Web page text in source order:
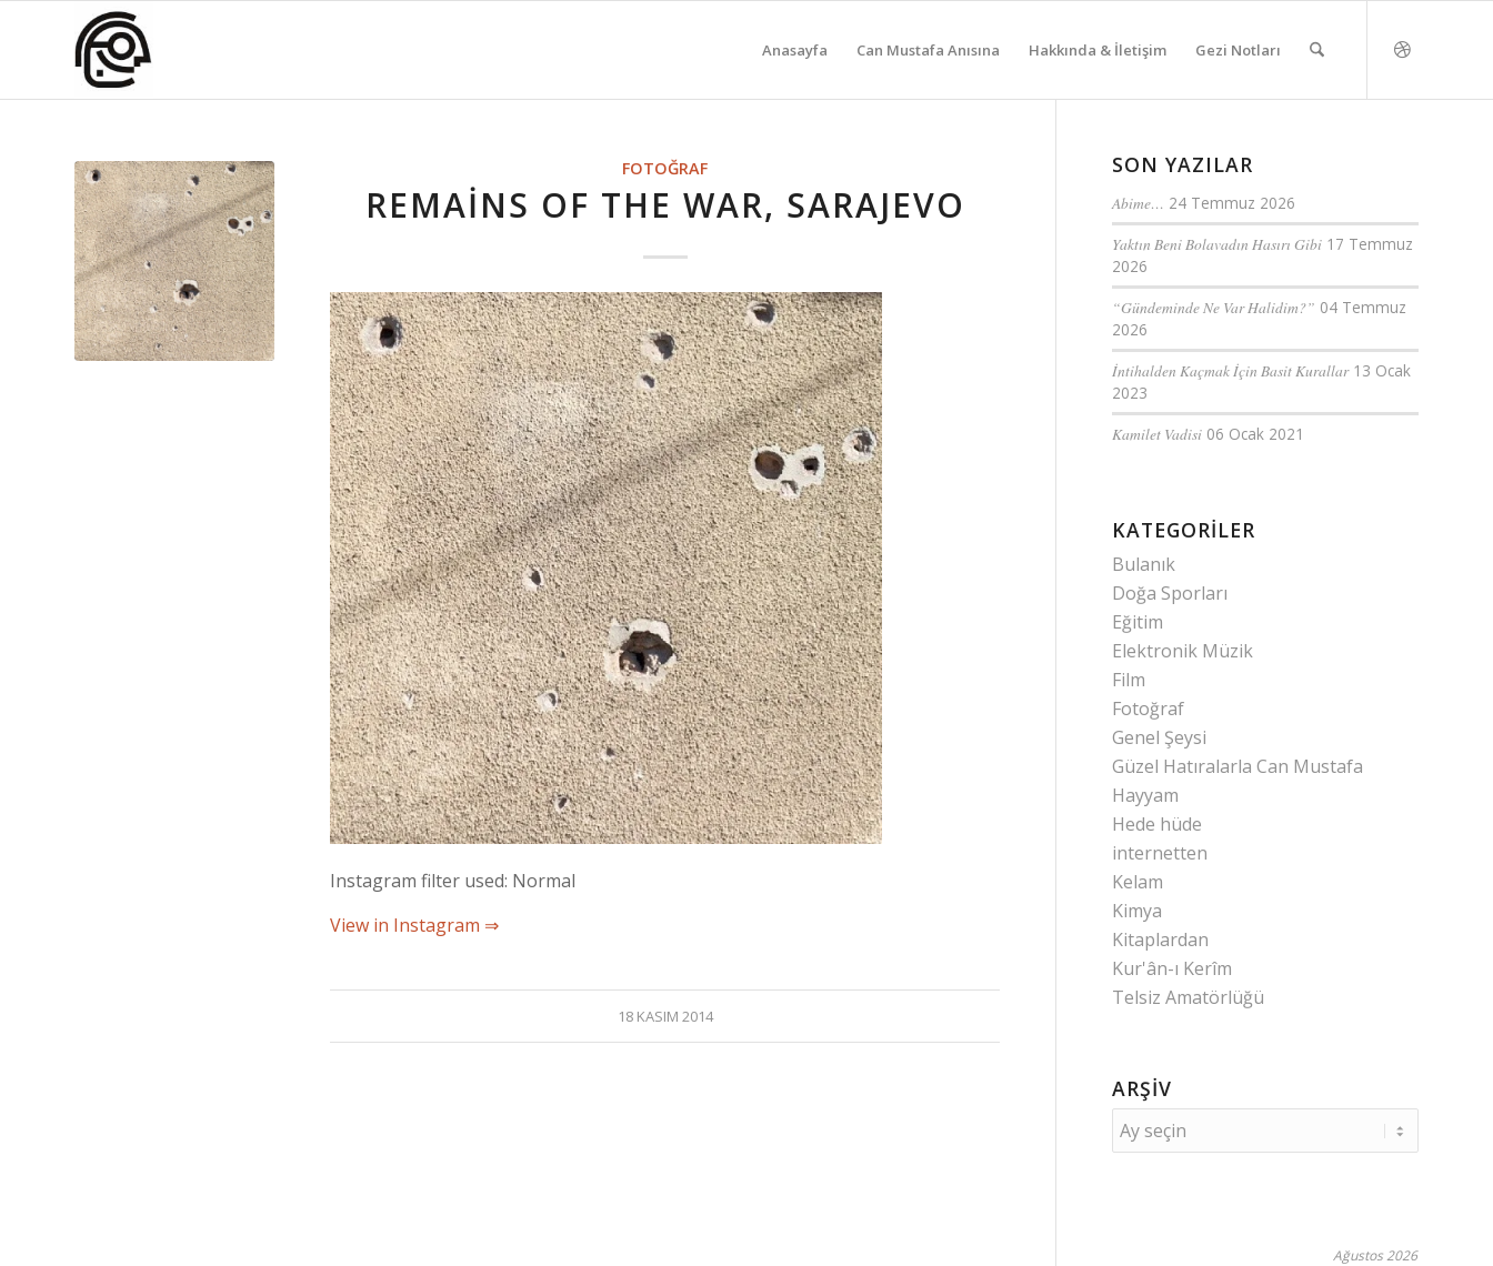
Anasayfa Can Mustafa Anısına Hakkında & İletişim Gezi Notları
FOTOĞRAF
REMAINS OF THE WAR, SARAJEVO
Instagram filter used: Normal
View in Instagram ⇒
18 KASIM 2014
SON YAZILAR
Abime… 24 Temmuz 2026
Yaktın Beni Bolavadın Hasırı Gibi 17 Temmuz
2026
“Gündeminde Ne Var Halidim?” 04 Temmuz
2026
İntihalden Kaçmak İçin Basit Kurallar 13 Ocak
2023
Kamilet Vadisi 06 Ocak 2021
KATEGORILER
Bulanık
Doğa Sporları
Eğitim
Elektronik Müzik
Film
Fotoğraf
Genel Şeysi
Güzel Hatıralarla Can Mustafa
Hayyam
Hede hüde
internetten
Kelam
Kimya
Kitaplardan
Kur'ân-ı Kerîm
Telsiz Amatörlüğü
ARŞIV
Ağustos 2026